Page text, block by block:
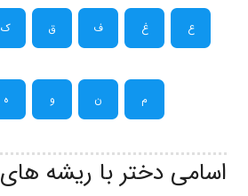
ع غ ف ق ک
م ن و ه
اسامی دختر با ریشه های